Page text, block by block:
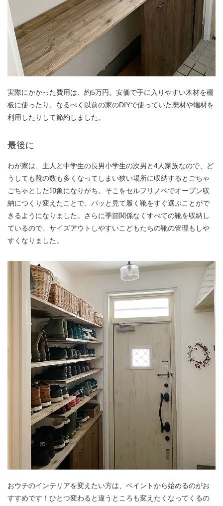
実際にかかった費用は、約5万円。安価で手に入りやすい木材を棚
板に使ったり、なるべく以前の家のDIYで使っていた廃材や端材を
利用したりして節約しました。
最後に
わが家は、主人と中学生の長男小学生の次男と4人家族なので、ど
うしても靴の数も多くなってしまい狭い場所に収納するとごちゃ
ごちゃとした印象になりがち。そこをセルフリノベでオープン収
納につくり変えたことで、パッと見て履く靴をすぐ選ぶことがで
きるようになりました。さらに季節関係なくすべての靴を収納し
ているので、サイズアウトしやすいこどもたちの靴の管理もしや
すくなりました。
おウチのインテリアを変えたい方は、ペイントから始めるのがお
すすめです！ひとつ変わると違うところも変えたくなってくるの